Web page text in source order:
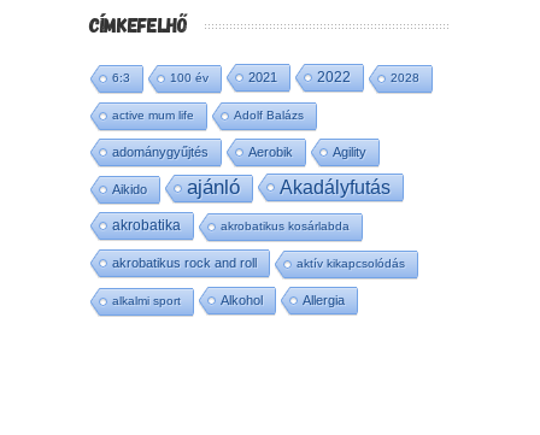
CÍMKEFELHŐ
6:3 100 év 2021 2022 2028
active mum life Adolf Balázs
adománygyűjtés Aerobik Agility
Aikido ajánló Akadályfutás
akrobatika akrobatikus kosárlabda
akrobatikus rock and roll aktív kikapcsolódás
alkalmi sport Alkohol Allergia